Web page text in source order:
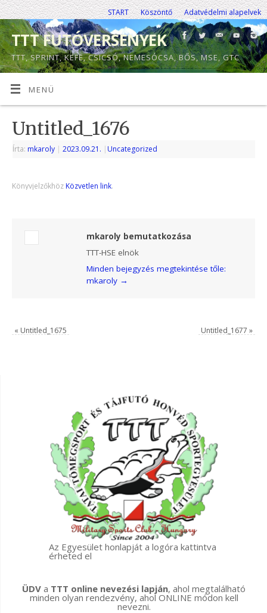
START Köszöntő Adatvédelmi alapelvek
TTT FUTÓVERSENYEK
TTT, SPRINT, KEFE, CSICSÓ, NEMESÓCSA, BŐS, MSE, GTC
MENÜ
Untitled_1676
Írta: mkaroly | 2023.09.21. | Uncategorized
Könyvjelzőkhöz Közvetlen link.
mkaroly bemutatkozása
TTT-HSE elnök
Minden bejegyzés megtekintése tőle:
mkaroly →
« Untitled_1675 Untitled_1677 »
Az Egyesület honlapját a logóra kattintva
érheted el
ÜDV a TTT online nevezési lapján, ahol megtalálható
minden olyan rendezvény, ahol ONLINE módon kell
nevezni.